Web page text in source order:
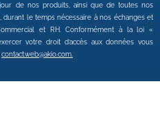
de nos produits, ainsi que de toutes nos
durant le temps nécessaire à nos échanges et
et RH. Conformément à la loi «
votre droit d’accès aux données vous
contact.web@akio.com